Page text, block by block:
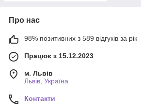
Про нас
98% позитивних з 589 відгуків за рік
Працює з 15.12.2023
м. Львів
Львів, Україна
Контакти